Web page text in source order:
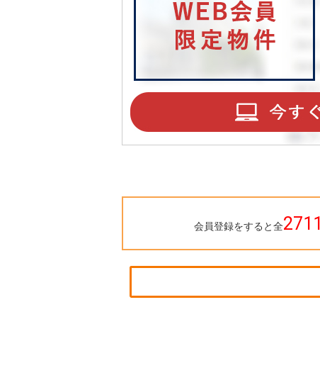
会員登録をすると全2711